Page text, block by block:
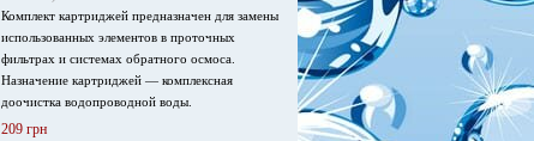
Комплект картриджей предназначен для замены
использованных элементов в проточных
фильтрах и системах обратного осмоса.
Назначение картриджей — комплексная
доочистка водопроводной воды.
209 грн